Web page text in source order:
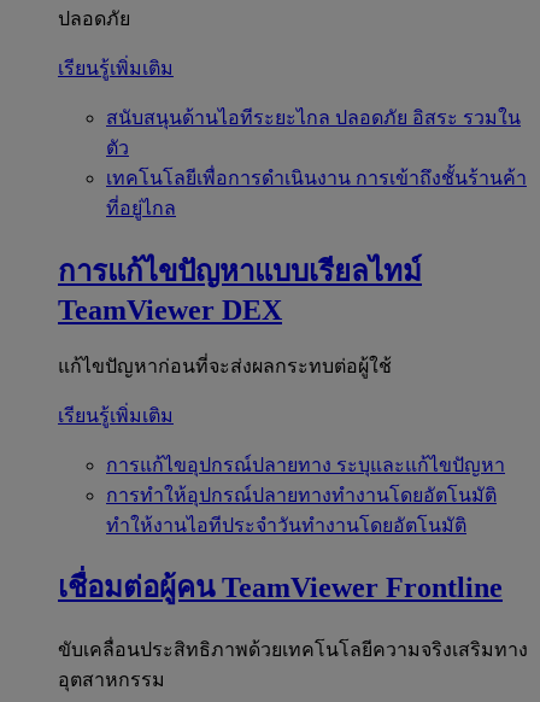
ปลอดภัย
เรียนรู้เพิ่มเติม
สนับสนุนด้านไอทีระยะไกล ปลอดภัย อิสระ รวมใน
ตัว
เทคโนโลยีเพื่อการดำเนินงาน การเข้าถึงชั้นร้านค้า
ที่อยู่ไกล
การแก้ไขปัญหาแบบเรียลไทม์
TeamViewer DEX
แก้ไขปัญหาก่อนที่จะส่งผลกระทบต่อผู้ใช้
เรียนรู้เพิ่มเติม
การแก้ไขอุปกรณ์ปลายทาง ระบุและแก้ไขปัญหา
การทำให้อุปกรณ์ปลายทางทำงานโดยอัตโนมัติ
ทำให้งานไอทีประจำวันทำงานโดยอัตโนมัติ
เชื่อมต่อผู้คน TeamViewer Frontline
ขับเคลื่อนประสิทธิภาพด้วยเทคโนโลยีความจริงเสริมทาง
อุตสาหกรรม